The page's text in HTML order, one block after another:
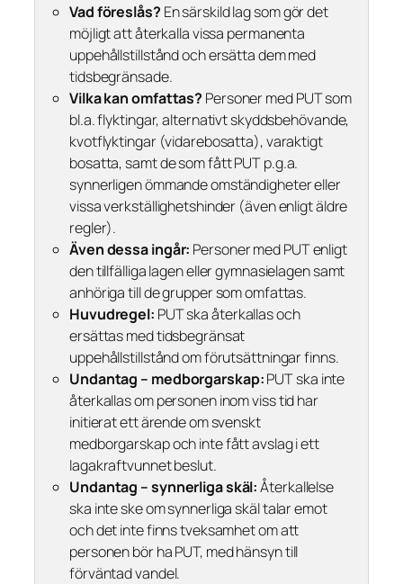
Vad föreslås? En särskild lag som gör det
möjligt att återkalla vissa permanenta
uppehållstillstånd och ersätta dem med
tidsbegränsade.
Vilka kan omfattas? Personer med PUT som
bl.a. flyktingar, alternativt skyddsbehövande,
kvotflyktingar (vidarebosatta), varaktigt
bosatta, samt de som fått PUT p.g.a.
synnerligen ömmande omständigheter eller
vissa verkställighetshinder (även enligt äldre
regler).
Även dessa ingår: Personer med PUT enligt
den tillfälliga lagen eller gymnasielagen samt
anhöriga till de grupper som omfattas.
Huvudregel: PUT ska återkallas och
ersättas med tidsbegränsat
uppehållstillstånd om förutsättningar finns.
Undantag – medborgarskap:PUT ska inte
återkallas om personen inom viss tid har
initierat ett ärende om svenskt
medborgarskap och inte fått avslag i ett
lagakraftvunnet beslut.
Undantag – synnerliga skäl:Återkallelse
ska inte ske om synnerliga skäl talar emot
och det inte finns tveksamhet om att
personen bör ha PUT, med hänsyn till
förväntad vandel.